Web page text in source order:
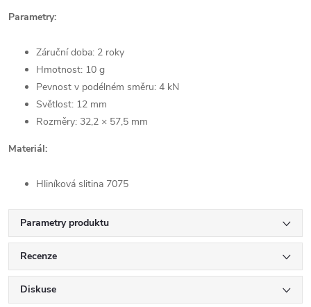
Parametry:
Záruční doba: 2 roky
Hmotnost: 10 g
Pevnost v podélném směru: 4 kN
Světlost: 12 mm
Rozměry: 32,2 × 57,5 mm
Materiál:
Hliníková slitina 7075
Parametry produktu
Recenze
Diskuse